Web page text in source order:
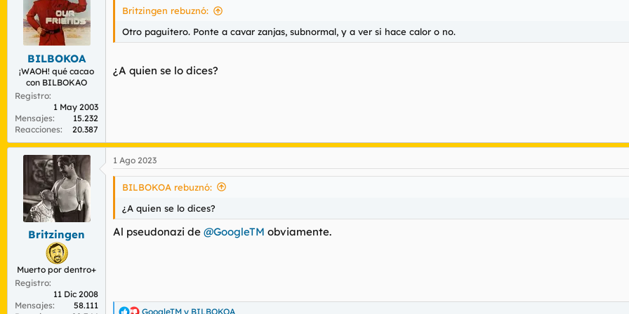
n
e
BILBOKOA
¡WAOH! qué cacao
con BILBOKAO
Registro
1 May 2003
Mensajes
15.232
Reacciones
20.387
Britzingen rebuznó:
Otro paguitero. Ponte a cavar zanjas, subnormal, y a ver si hace calor o no.
¿A quien se lo dices?
Britzingen
Muerto por dentro+
Registro
11 Dic 2008
Mensajes
58.111
1 Ago 2023
BILBOKOA rebuznó:
¿A quien se lo dices?
Al pseudonazi de @GoogleTM obviamente.
GoogleTM y BILBOKOA